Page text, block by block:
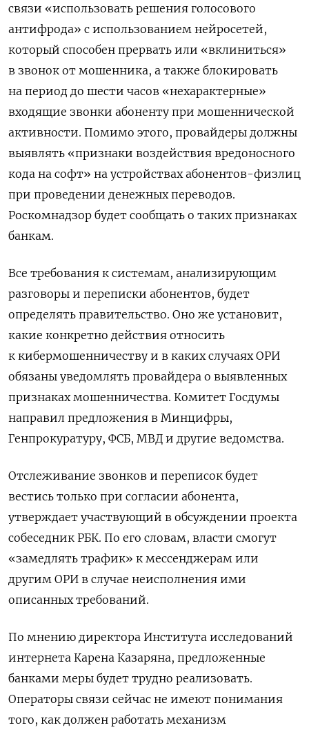
связи «использовать решения голосового
антифрода» с использованием нейросетей,
который способен прервать или «вклиниться»
в звонок от мошенника, а также блокировать
на период до шести часов «нехарактерные»
входящие звонки абоненту при мошеннической
активности. Помимо этого, провайдеры должны
выявлять «признаки воздействия вредоносного
кода на софт» на устройствах абонентов-физлиц
при проведении денежных переводов.
Роскомнадзор будет сообщать о таких признаках
банкам.
Все требования к системам, анализирующим
разговоры и переписки абонентов, будет
определять правительство. Оно же установит,
какие конкретно действия относить
к кибермошенничеству и в каких случаях ОРИ
обязаны уведомлять провайдера о выявленных
признаках мошенничества. Комитет Госдумы
направил предложения в Минцифры,
Генпрокуратуру, ФСБ, МВД и другие ведомства.
Отслеживание звонков и переписок будет
вестись только при согласии абонента,
утверждает участвующий в обсуждении проекта
собеседник РБК. По его словам, власти смогут
«замедлять трафик» к мессенджерам или
другим ОРИ в случае неисполнения ими
описанных требований.
По мнению директора Института исследований
интернета Карена Казаряна, предложенные
банками меры будет трудно реализовать.
Операторы связи сейчас не имеют понимания
того, как должен работать механизм